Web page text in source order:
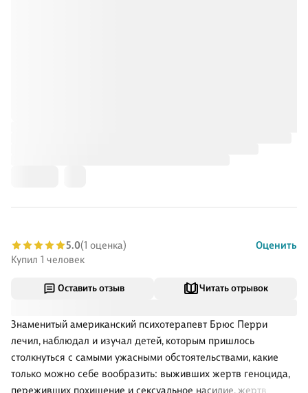
Оставить отзыв Читать отрывок
Знаменитый американский психотерапевт Брюс Перри
лечил, наблюдал и изучал детей, которым пришлось
столкнуться с самыми ужасными обстоятельствами, какие
только можно себе вообразить: выживших жертв геноцида,
переживших похищение и сексуальное насилие, жертв
5.0(1 оценка)
Оценить
Купил 1 человек